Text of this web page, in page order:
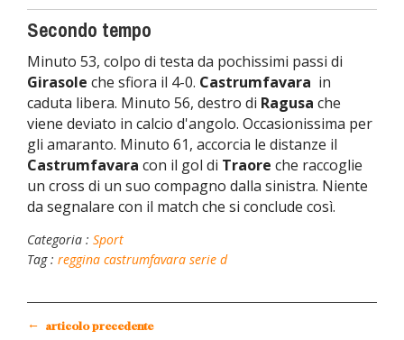
Secondo tempo
Minuto 53, colpo di testa da pochissimi passi di
Girasole che sfiora il 4-0. Castrumfavara in
caduta libera. Minuto 56, destro di Ragusa che
viene deviato in calcio d'angolo. Occasionissima per
gli amaranto. Minuto 61, accorcia le distanze il
Castrumfavara con il gol di Traore che raccoglie
un cross di un suo compagno dalla sinistra. Niente
da segnalare con il match che si conclude così.
Categoria : Sport
Tag : reggina castrumfavara serie d
← articolo precedente